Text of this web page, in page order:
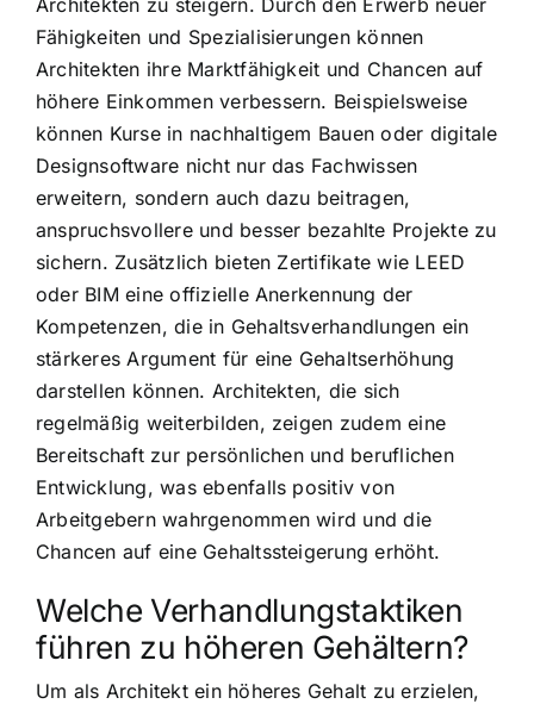
Architekten zu steigern. Durch den Erwerb neuer
Fähigkeiten und Spezialisierungen können
Architekten ihre Marktfähigkeit und Chancen auf
höhere Einkommen verbessern. Beispielsweise
können Kurse in nachhaltigem Bauen oder digitale
Designsoftware nicht nur das Fachwissen
erweitern, sondern auch dazu beitragen,
anspruchsvollere und besser bezahlte Projekte zu
sichern. Zusätzlich bieten Zertifikate wie LEED
oder BIM eine offizielle Anerkennung der
Kompetenzen, die in Gehaltsverhandlungen ein
stärkeres Argument für eine Gehaltserhöhung
darstellen können. Architekten, die sich
regelmäßig weiterbilden, zeigen zudem eine
Bereitschaft zur persönlichen und beruflichen
Entwicklung, was ebenfalls positiv von
Arbeitgebern wahrgenommen wird und die
Chancen auf eine Gehaltssteigerung erhöht.
Welche Verhandlungstaktiken
führen zu höheren Gehältern?
Um als Architekt ein höheres Gehalt zu erzielen,